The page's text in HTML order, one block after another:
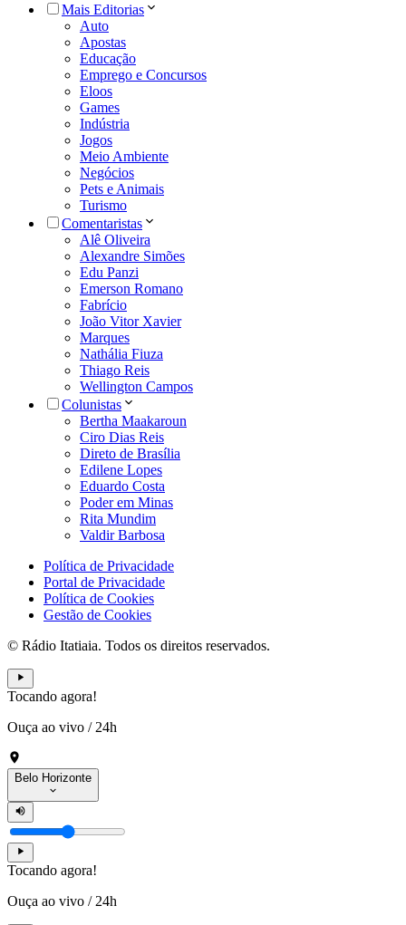
Mais Editorias
Auto
Apostas
Educação
Emprego e Concursos
Eloos
Games
Indústria
Jogos
Meio Ambiente
Negócios
Pets e Animais
Turismo
Comentaristas
Alê Oliveira
Alexandre Simões
Edu Panzi
Emerson Romano
Fabrício
João Vitor Xavier
Marques
Nathália Fiuza
Thiago Reis
Wellington Campos
Colunistas
Bertha Maakaroun
Ciro Dias Reis
Direto de Brasília
Edilene Lopes
Eduardo Costa
Poder em Minas
Rita Mundim
Valdir Barbosa
Política de Privacidade
Portal de Privacidade
Política de Cookies
Gestão de Cookies
© Rádio Itatiaia. Todos os direitos reservados.
Tocando agora!
Ouça ao vivo / 24h
Belo Horizonte
Tocando agora!
Ouça ao vivo / 24h